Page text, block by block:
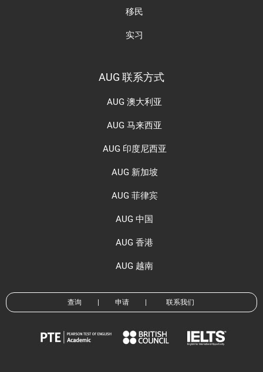
移民
实习
AUG 联系方式
AUG 澳大利亚
AUG 马来西亚
AUG 印度尼西亚
AUG 新加坡
AUG 菲律宾
AUG 中国
AUG 香港
AUG 越南
查询 申请 联系我们